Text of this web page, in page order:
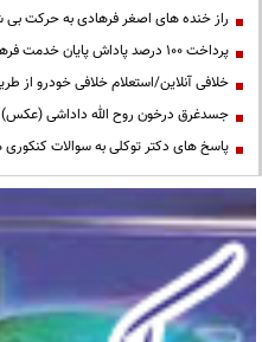
راز خنده های اصغر فرهادی به حرکت بی
پرداخت ۱۰۰ درصد پاداش پایان خدمت فرهنگیان
خلافی آنلاین/استعلام خلافی خودرو از
جسدغرق درخون روح الله داداشی (عکس)
پاسخ های دکتر توکلی به سوالات کنکوری